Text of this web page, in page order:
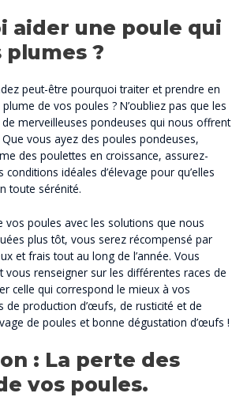
aider une poule qui
plumes ?
peut-être pourquoi traiter et prendre en
de vos poules ? N’oubliez pas que les
merveilleuses pondeuses qui nous offrent
vous ayez des poules pondeuses,
des poulettes en croissance, assurez-
idéales d’élevage pour qu’elles
toute sérénité.
vos poules avec les solutions que nous
plus tôt, vous serez récompensé par
et frais tout au long de l’année. Vous
vous renseigner sur les différentes races de
celle qui correspond le mieux à vos
de production d’œufs, de rusticité et de
de poules et bonne dégustation d’œufs !
: La perte des
vos poules.